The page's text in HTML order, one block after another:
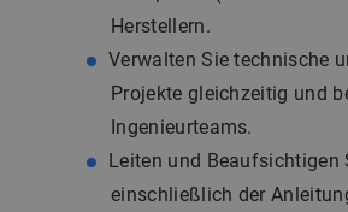
Herstellern.
Verwalten Sie technische
Projekte gleichzeitig und
Ingenieurteams.
Leiten und Beaufsichtigen
einschließlich der